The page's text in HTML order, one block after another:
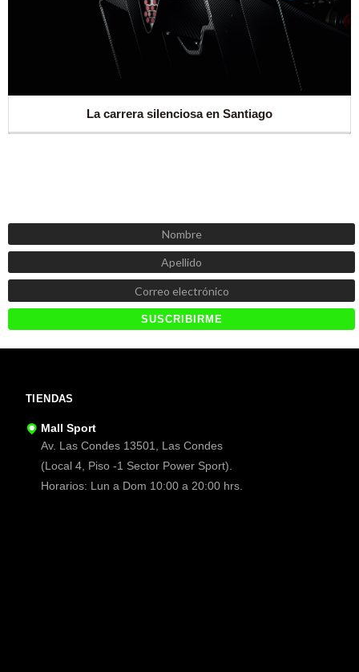
La carrera silenciosa en Santiago
TIENDAS
Mall Sport
Av. Las Condes 13501, Las Condes
(Local 4, Piso -1 Sector Power Sport).
Horarios: Lun a Dom 10:00 a 20:00 hrs.